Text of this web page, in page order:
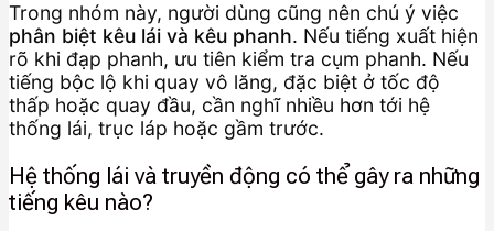
Trong nhóm này, người dùng cũng nên chú ý việc
phân biệt kêu lái và kêu phanh. Nếu tiếng xuất hiện
rõ khi đạp phanh, ưu tiên kiểm tra cụm phanh. Nếu
tiếng bộc lộ khi quay vô lăng, đặc biệt ở tốc độ
thấp hoặc quay đầu, cần nghĩ nhiều hơn tới hệ
thống lái, trục láp hoặc gầm trước.
Hệ thống lái và truyền động có thể gây ra những
tiếng kêu nào?